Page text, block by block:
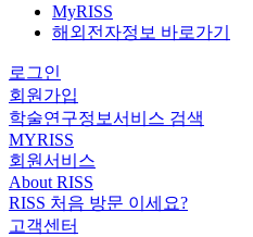
MyRISS
해외전자정보 바로가기
로그인
회원가입
학술연구정보서비스 검색
MYRISS
회원서비스
About RISS
RISS 처음 방문 이세요?
고객센터